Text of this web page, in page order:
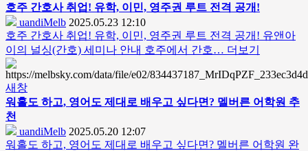
호주 간호사 취업! 유학, 이민, 영주권 루트 전격 공개!
uandiMelb 2025.05.23 12:10
호주 간호사 취업! 유학, 이민, 영주권 루트 전격 공개! 유앤아
이의 널싱(간호) 세미나 안내 호주에서 간호… 더보기
새창
워홀도 하고, 영어도 제대로 배우고 싶다면? 멜버른 어학원 추
천
uandiMelb 2025.05.20 12:07
워홀도 하고, 영어도 제대로 배우고 싶다면? 멜버른 어학원 완